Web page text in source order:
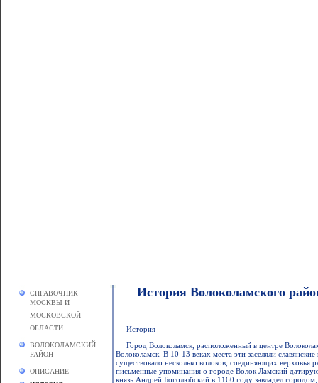
СПРАВОЧНИК
МОСКВЫ И
МОСКОВСКОЙ
ОБЛАСТИ
ВОЛОКОЛАМСКИЙ
РАЙОН
ОПИСАНИЕ
История Волоколамского
История
Город Волоколамск, расположенный в центре
Волоколамск. В 10-13 веках места эти заселяли
существовало несколько волоков, соединяющих
письменные упоминания о городе Волок Ламский
князь Андрей Боголюбский в 1160 году завладел